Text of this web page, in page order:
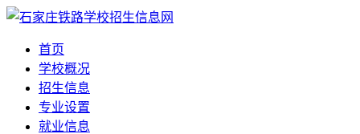
首页
学校概况
招生信息
专业设置
就业信息